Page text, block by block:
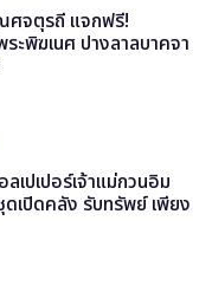
ศจตุรถี แจกฟรี!
ระพิฆเนศ ปางลาลบาคจา
ลเปเปอร์เจ้าแม่กวนอิม
ดเปิดคลัง รับทรัพย์ เพียง